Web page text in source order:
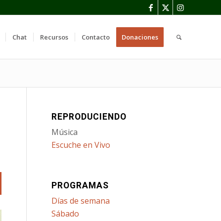
Chat Recursos Contacto Donaciones
REPRODUCIENDO
Música
Escuche en Vivo
PROGRAMAS
Días de semana
Sábado